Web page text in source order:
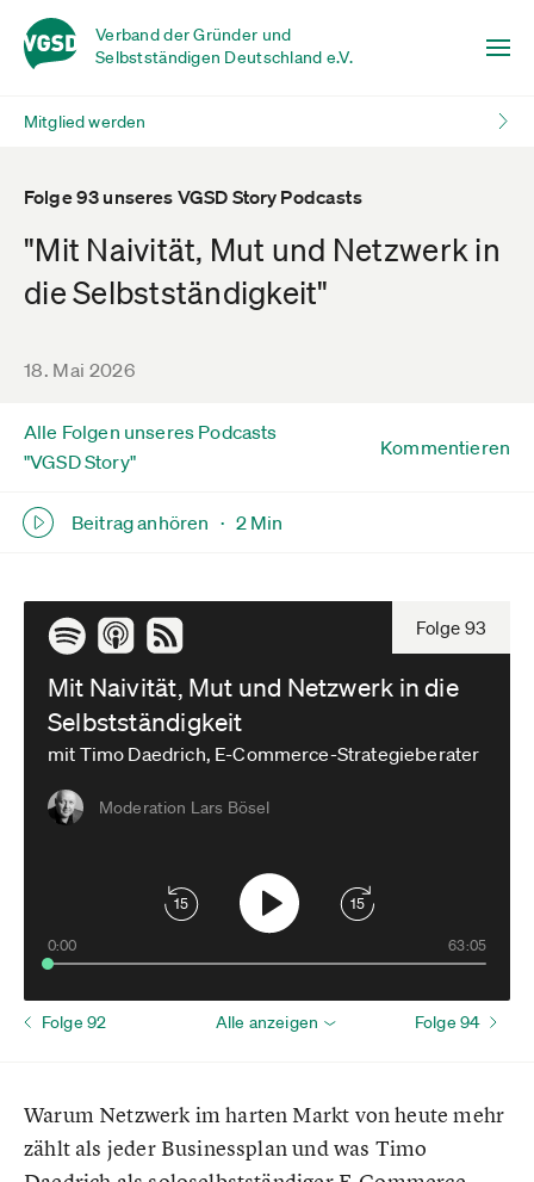
Verband der Gründer und
Selbstständigen Deutschland e.V.
Mitglied werden
Folge 93 unseres VGSD Story Podcasts
"Mit Naivität, Mut und Netzwerk in
die Selbstständigkeit"
18. Mai 2026
Alle Folgen unseres Podcasts
"VGSD Story"
Beitrag anhören · 2 Min
Kommentieren
Mit Naivität, Mut und Netzwerk in die
Selbstständigkeit
mit Timo Daedrich, E-Commerce-Strategieberater
Folge 93
Moderation Lars Bösel
15 15
0:00 63:05
Folge 92 Alle anzeigen Folge 94
Warum Netzwerk im harten Markt von heute mehr
zählt als jeder Businessplan und was Timo